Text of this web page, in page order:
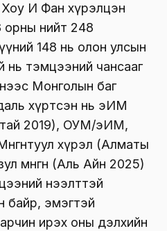
И Фан хүрэлцэн
нийт 248
үүний 148 нь олон улсын
нь тэмцээний чансааг
Монголын баг
хүртсэн нь эИМ
2019), ОУМ/эИМ,
хүрэл (Алматы
мөнгөн (Аль Айн 2025)
нээлттэй
байр, эмэгтэй
ирэх оны дэлхийн